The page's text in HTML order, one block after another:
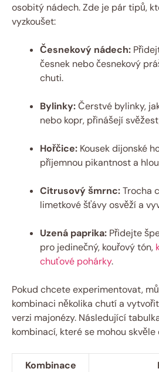
osobitý nádech. Zde je pár tipů,
vyzkoušet:
Česnekový nádech:
česnek nebo česnekový
chuti.
Bylinky:Čerstvé bylinky,
nebo kopr, přinášejí
Hořčice: Kousek dijonské
příjemnou pikantnost a
Citrusový šmrnc:Trocha
limetkové šťávy osvěží a
Uzená paprika: Přidejte
pro jedinečný, kouřový tón,
chuťové pohárky.
Pokud chcete experimentovat,
kombinaci několika chutí a
verzi majonézy. Následující
kombinací, které se mohou
Kombinace